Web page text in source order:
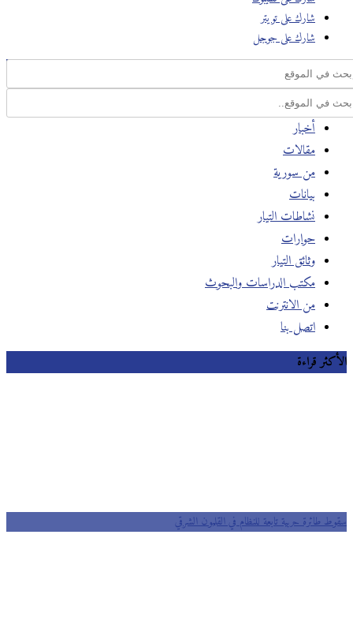
شارك على تويتر
شارك على جوجل
أخبار
مقالات
من سورية
بيانات
نشاطات التيار
حوارات
وثائق التيار
مكتب الدراسات والبحوث
من الانترنت
اتصل بنا
الأكثر قراءة
سقوط طائرة حربية تابعة للنظام في القلمون الشرقي